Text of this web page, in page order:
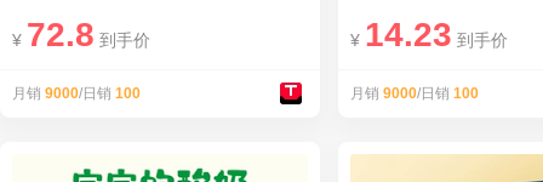
¥ 72.8 到手价
月销 9000/日销 100
¥ 14.23 到手价
月销 9000/日销 100